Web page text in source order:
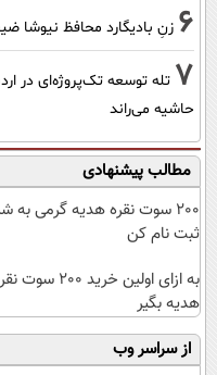
6 زنِ بادیگارد محافظ
7 تله توسعه تک‌پروژه‌ای در
حاشیه می‌راند
مطالب پیشنهادی
200 سوت نقره هدیه گرمی به
ثبت نام کن
به ازای اولین خرید 200
هدیه بگیر
از سراسر وب